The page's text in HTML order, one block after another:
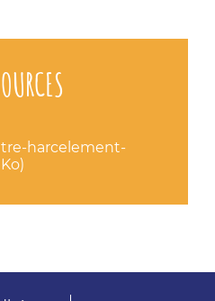
harcelement-